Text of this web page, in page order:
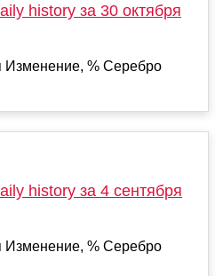
history за 30 октября
% Серебро
history за 4 сентября
% Серебро